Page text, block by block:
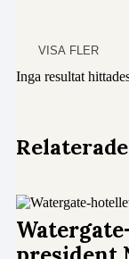
VISA FLER
Inga resultat